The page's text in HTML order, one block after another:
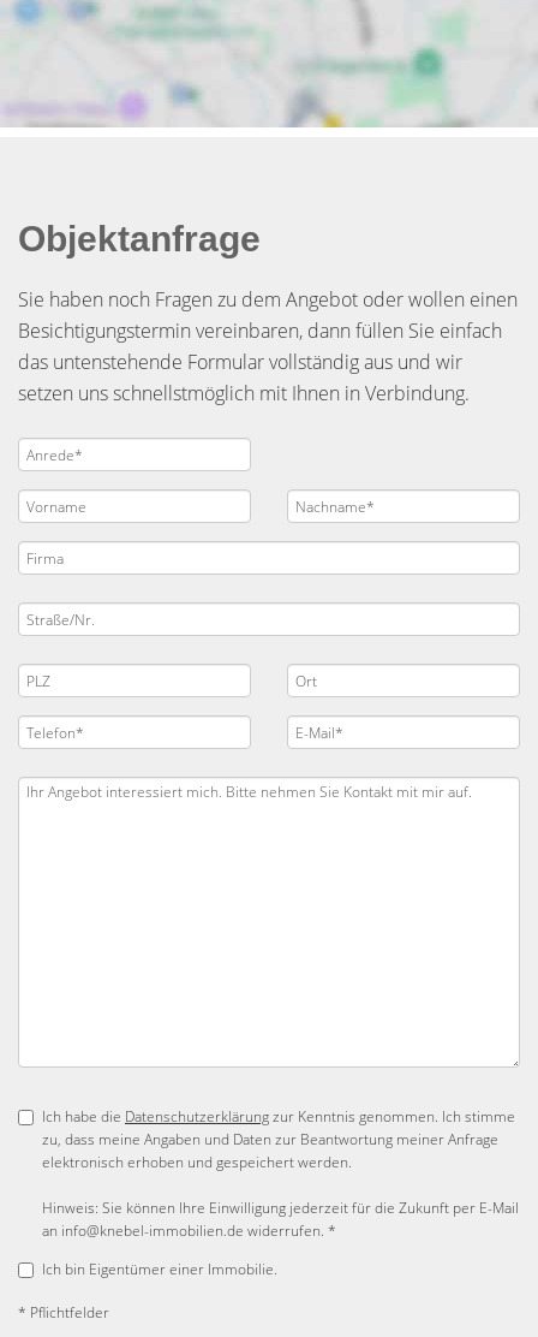
Objektanfrage
Sie haben noch Fragen zu dem Angebot oder wollen einen
Besichtigungstermin vereinbaren, dann füllen Sie einfach
das untenstehende Formular vollständig aus und wir
setzen uns schnellstmöglich mit Ihnen in Verbindung.
Ich habe die Datenschutzerklärungzur Kenntnis genommen. Ich stimme
zu, dass meine Angaben und Daten zur Beantwortung meiner Anfrage
elektronisch erhoben und gespeichert werden.
Hinweis: Sie können Ihre Einwilligung jederzeit für die Zukunft per E-Mail
an info@knebel-immobilien.de widerrufen. *
Ich bin Eigentümer einer Immobilie.
* Pflichtfelder